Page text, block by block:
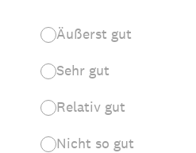
Äußerst gut
Sehr gut
Relativ gut
Nicht so gut